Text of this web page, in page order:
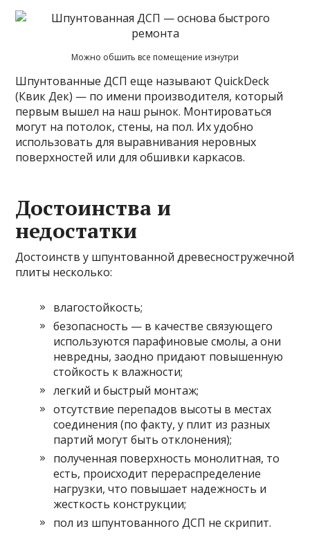
Можно обшить все помещение изнутри
Шпунтованные ДСП еще называют QuickDeck
(Квик Дек) — по имени производителя, который
первым вышел на наш рынок. Монтироваться
могут на потолок, стены, на пол. Их удобно
использовать для выравнивания неровных
поверхностей или для обшивки каркасов.
Достоинства и
недостатки
Достоинств у шпунтованной древесностружечной
плиты несколько:
влагостойкость;
безопасность — в качестве связующего
используются парафиновые смолы, а они
невредны, заодно придают повышенную
стойкость к влажности;
легкий и быстрый монтаж;
отсутствие перепадов высоты в местах
соединения (по факту, у плит из разных
партий могут быть отклонения);
полученная поверхность монолитная, то
есть, происходит перераспределение
нагрузки, что повышает надежность и
жесткость конструкции;
пол из шпунтованного ДСП не скрипит.